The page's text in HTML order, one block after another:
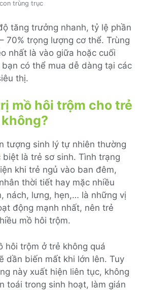
trùng trục
tăng trưởng nhanh, tỷ lệ phần
70% trọng lượng cơ thể. Trùng
nhất là vào giữa hoặc cuối
có thể mua dễ dàng tại các
thị.
mồ hôi trộm cho trẻ
tượng sinh lý tự nhiên thường
là trẻ sơ sinh. Tình trạng
khi trẻ ngủ vào ban đêm,
thời tiết hay mặc nhiều
nách, lưng, hẹn,… là những vị
động mạnh nhất, nên trẻ
mồ hôi trộm.
hôi trộm ở trẻ không quá
dần biến mất khi lớn lên. Tuy
này xuất hiện liên tục, không
toái trong sinh hoạt, làm gián